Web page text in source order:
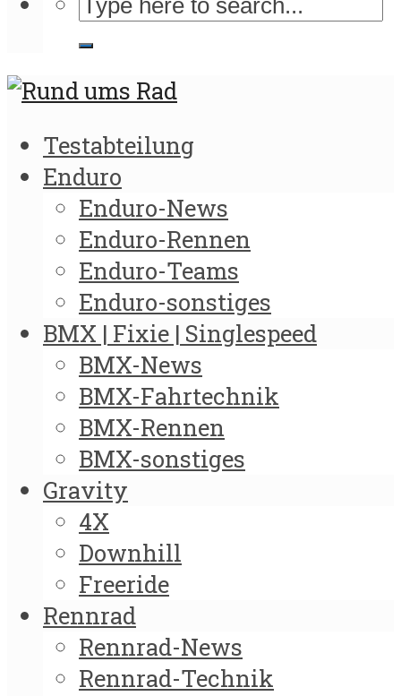
Testabteilung
Enduro
Enduro-News
Enduro-Rennen
Enduro-Teams
Enduro-sonstiges
BMX | Fixie | Singlespeed
BMX-News
BMX-Fahrtechnik
BMX-Rennen
BMX-sonstiges
Gravity
4X
Downhill
Freeride
Rennrad
Rennrad-News
Rennrad-Technik